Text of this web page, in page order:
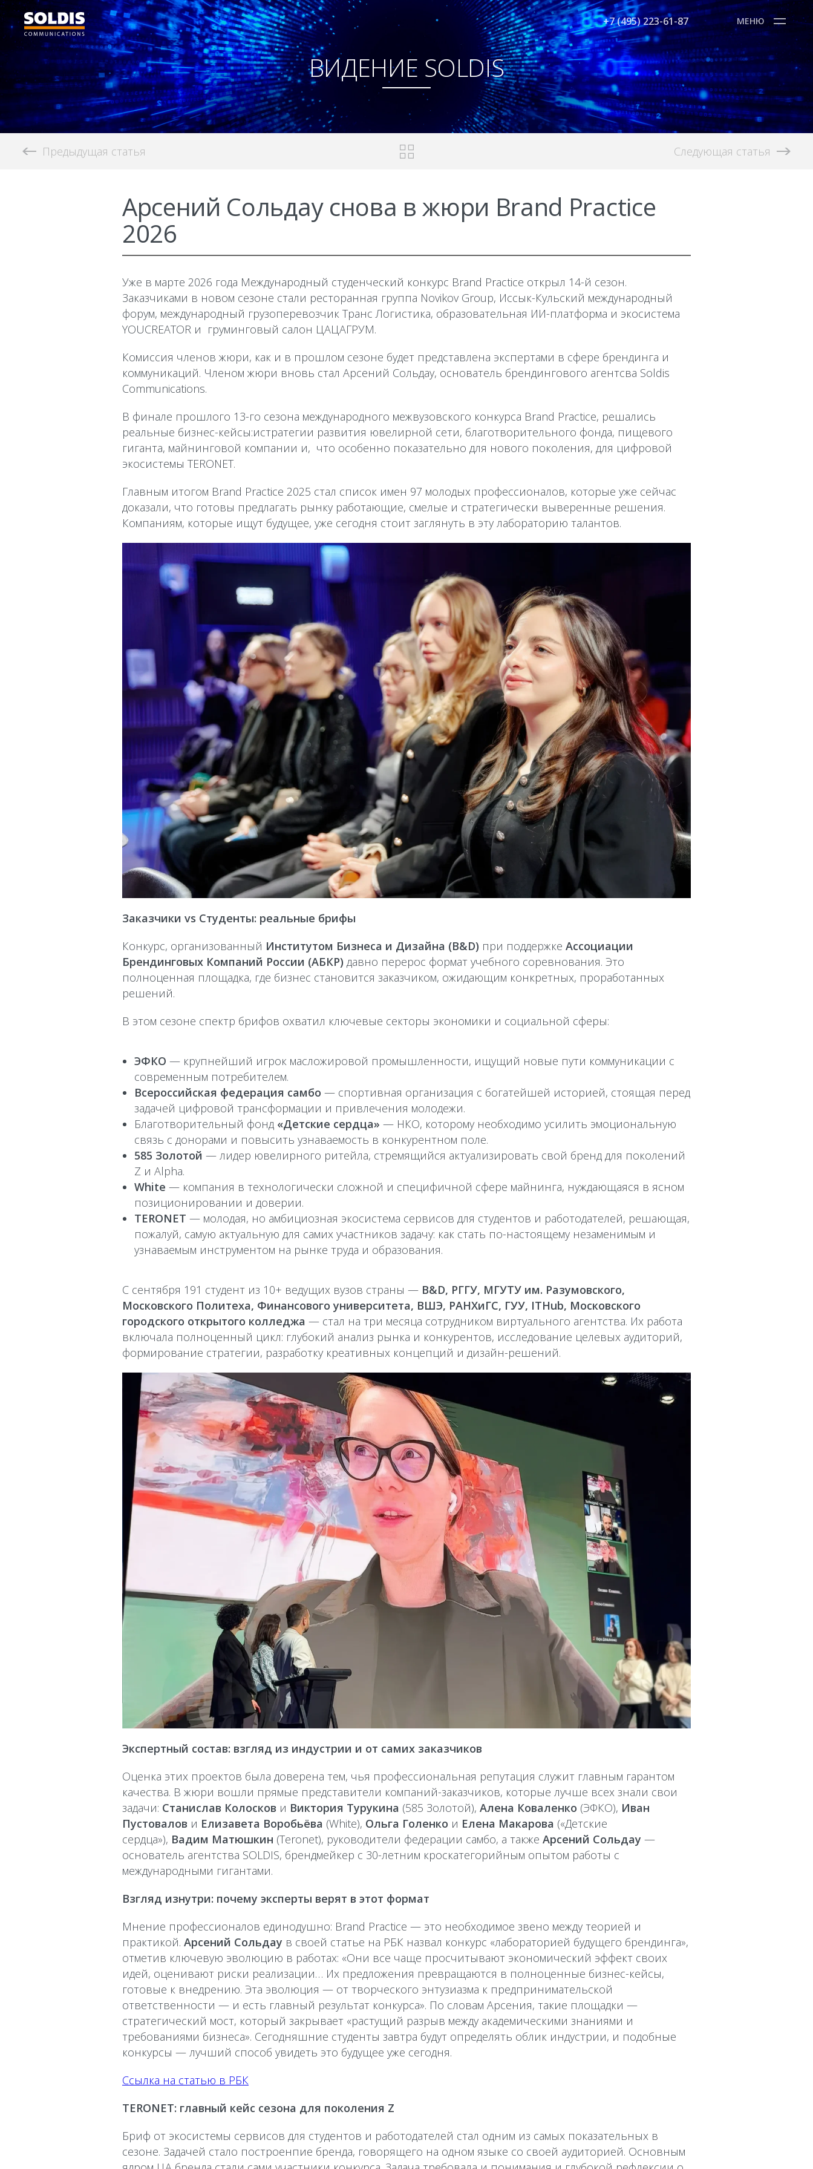
+7 (495) 223-61-87 МЕНЮ
ВИДЕНИЕ SOLDIS
Предыдущая статья Следующая статья
Арсений Сольдау снова в жюри Brand Practice
2026
Уже в марте 2026 года Международный студенческий конкурс Brand Practice открыл 14-й сезон.
Заказчиками в новом сезоне стали ресторанная группа Novikov Group, Иссык-Кульский международный
форум, международный грузоперевозчик Транс Логистика, образовательная ИИ-платформа и экосистема
YOUCREATOR и груминговый салон ЦАЦАГРУМ.
Комиссия членов жюри, как и в прошлом сезоне будет представлена экспертами в сфере брендинга и
коммуникаций. Членом жюри вновь стал Арсений Сольдау, основатель брендингового агентсва Soldis
Communications.
В финале прошлого 13-го сезона международного межвузовского конкурса Brand Practice, решались
реальные бизнес-кейсы:истратегии развития ювелирной сети, благотворительного фонда, пищевого
гиганта, майнинговой компании и, что особенно показательно для нового поколения, для цифровой
экосистемы TERONET.
Главным итогом Brand Practice 2025 стал список имен 97 молодых профессионалов, которые уже сейчас
доказали, что готовы предлагать рынку работающие, смелые и стратегически выверенные решения.
Компаниям, которые ищут будущее, уже сегодня стоит заглянуть в эту лабораторию талантов.
Заказчики vs Студенты: реальные брифы
Конкурс, организованный Институтом Бизнеса и Дизайна (B&D) при поддержке Ассоциации
Брендинговых Компаний России (АБКР) давно перерос формат учебного соревнования. Это
полноценная площадка, где бизнес становится заказчиком, ожидающим конкретных, проработанных
решений.
В этом сезоне спектр брифов охватил ключевые секторы экономики и социальной сферы:
ЭФКО — крупнейший игрок масложировой промышленности, ищущий новые пути коммуникации с
современным потребителем.
Всероссийская федерация самбо — спортивная организация с богатейшей историей, стоящая перед
задачей цифровой трансформации и привлечения молодежи.
Благотворительный фонд «Детские сердца» — НКО, которому необходимо усилить эмоциональную
связь с донорами и повысить узнаваемость в конкурентном поле.
585 Золотой — лидер ювелирного ритейла, стремящийся актуализировать свой бренд для поколений
Z и Alpha.
White — компания в технологически сложной и специфичной сфере майнинга, нуждающаяся в ясном
позиционировании и доверии.
TERONET — молодая, но амбициозная экосистема сервисов для студентов и работодателей, решающая,
пожалуй, самую актуальную для самих участников задачу: как стать по-настоящему незаменимым и
узнаваемым инструментом на рынке труда и образования.
С сентября 191 студент из 10+ ведущих вузов страны — B&D, РГГУ, МГУТУ им. Разумовского,
Московского Политеха, Финансового университета, ВШЭ, РАНХиГС, ГУУ, ITHub, Московского
городского открытого колледжа — стал на три месяца сотрудником виртуального агентства. Их работа
включала полноценный цикл: глубокий анализ рынка и конкурентов, исследование целевых аудиторий,
формирование стратегии, разработку креативных концепций и дизайн-решений.
Экспертный состав: взгляд из индустрии и от самих заказчиков
Оценка этих проектов была доверена тем, чья профессиональная репутация служит главным гарантом
качества. В жюри вошли прямые представители компаний-заказчиков, которые лучше всех знали свои
задачи: Станислав Колосков и Виктория Турукина (585 Золотой), Алена Коваленко (ЭФКО), Иван
Пустовалов и Елизавета Воробьёва (White), Ольга Голенко и Елена Макарова («Детские
сердца»), Вадим Матюшкин (Teronet), руководители федерации самбо, а также Арсений Сольдау —
основатель агентства SOLDIS, брендмейкер с 30-летним кроскатегорийным опытом работы с
международными гигантами.
Взгляд изнутри: почему эксперты верят в этот формат
Мнение профессионалов единодушно: Brand Practice — это необходимое звено между теорией и
практикой. Арсений Сольдау в своей статье на РБК назвал конкурс «лабораторией будущего брендинга»,
отметив ключевую эволюцию в работах: «Они все чаще просчитывают экономический эффект своих
идей, оценивают риски реализации… Их предложения превращаются в полноценные бизнес-кейсы,
готовые к внедрению. Эта эволюция — от творческого энтузиазма к предпринимательской
ответственности — и есть главный результат конкурса». По словам Арсения, такие площадки —
стратегический мост, который закрывает «растущий разрыв между академическими знаниями и
требованиями бизнеса». Сегодняшние студенты завтра будут определять облик индустрии, и подобные
конкурсы — лучший способ увидеть это будущее уже сегодня.
Ссылка на статью в РБК
TERONET: главный кейс сезона для поколения Z
Бриф от экосистемы сервисов для студентов и работодателей стал одним из самых показательных в
сезоне. Задачей стало построенпие бренда, говорящего на одном языке со своей аудиторией. Основным